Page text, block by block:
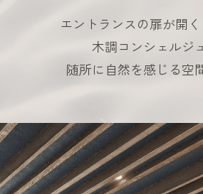
エントランスの扉が開く
木調コンシェルジ
随所に自然を感じる空